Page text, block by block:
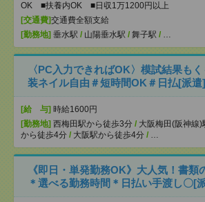
OK ■扶養内OK ■日収1万1200円以上
[交通費]交通費全額支給
[勤務地] 垂水駅 / 山陽垂水駅 / 舞子駅 / …
〈PC入力できればOK〉模試結果も
装ネイル自由＃短時間OK＃日払[派遣]
[給 与] 時給1600円
[勤務地] 西梅田駅から徒歩3分 / 大阪梅田(阪神線)
から徒歩4分 / 大阪駅から徒歩4分 / …
《即日・単発勤務OK》大人気！書類
＊選べる勤務時間＊日払い手渡し〇[